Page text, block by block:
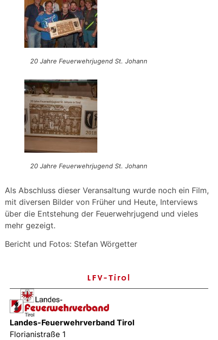
20 Jahre Feuerwehrjugend St. Johann
20 Jahre Feuerwehrjugend St. Johann
Als Abschluss dieser Veransaltung wurde noch ein Film,
mit diversen Bilder von Früher und Heute, Interviews
über die Entstehung der Feuerwehrjugend und vieles
mehr gezeigt.
Bericht und Fotos: Stefan Wörgetter
LFV-Tirol
Landes-Feuerwehrverband Tirol
Florianistraße 1